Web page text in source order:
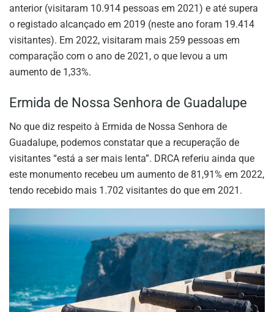
anterior (visitaram 10.914 pessoas em 2021) e até supera
o registado alcançado em 2019 (neste ano foram 19.414
visitantes). Em 2022, visitaram mais 259 pessoas em
comparação com o ano de 2021, o que levou a um
aumento de 1,33%.
Ermida de Nossa Senhora de Guadalupe
No que diz respeito à Ermida de Nossa Senhora de
Guadalupe, podemos constatar que a recuperação de
visitantes “está a ser mais lenta”. DRCA referiu ainda que
este monumento recebeu um aumento de 81,91% em 2022,
tendo recebido mais 1.702 visitantes do que em 2021.